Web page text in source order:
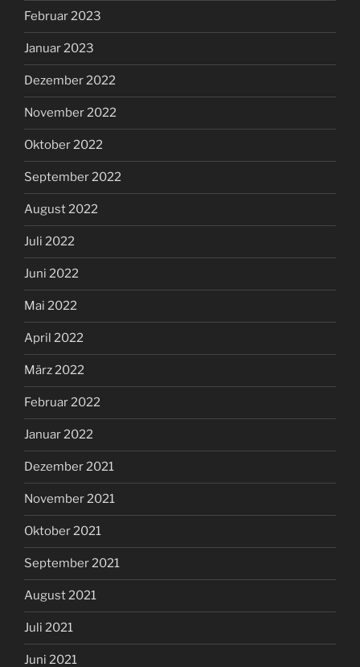
Februar 2023
Januar 2023
Dezember 2022
November 2022
Oktober 2022
September 2022
August 2022
Juli 2022
Juni 2022
Mai 2022
April 2022
März 2022
Februar 2022
Januar 2022
Dezember 2021
November 2021
Oktober 2021
September 2021
August 2021
Juli 2021
Juni 2021